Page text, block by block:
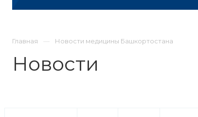
Главная Новости медицины Башкортостана
Новости